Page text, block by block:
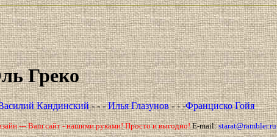
Греко
Кандинский- - -Илья Глазунов- - -Франциско Гойя
--- Ваш сайт - нашими руками! Просто и выгодно!E-mail:starat@rambler.ru